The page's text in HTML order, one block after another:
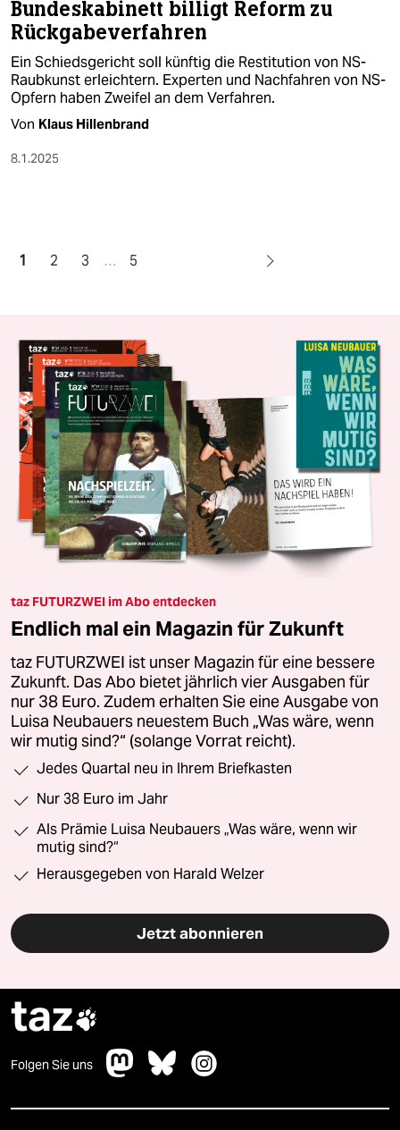
Bundeskabinett billigt Reform zu
Rückgabeverfahren
Ein Schiedsgericht soll künftig die Restitution von NS-
Raubkunst erleichtern. Experten und Nachfahren von NS-
Opfern haben Zweifel an dem Verfahren.
Von Klaus Hillenbrand
8.1.2025
1 2 3 … 5
taz FUTURZWEI im Abo entdecken
Endlich mal ein Magazin für Zukunft
taz FUTURZWEI ist unser Magazin für eine bessere
Zukunft. Das Abo bietet jährlich vier Ausgaben für
nur 38 Euro. Zudem erhalten Sie eine Ausgabe von
Luisa Neubauers neuestem Buch „Was wäre, wenn
wir mutig sind?“ (solange Vorrat reicht).
Jedes Quartal neu in Ihrem Briefkasten
Nur 38 Euro im Jahr
Als Prämie Luisa Neubauers „Was wäre, wenn wir
mutig sind?“
Herausgegeben von Harald Welzer
Jetzt abonnieren
taz
Folgen Sie uns